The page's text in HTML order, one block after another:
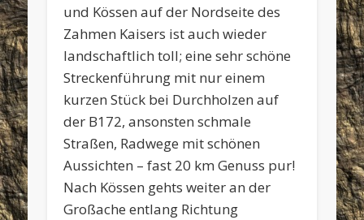
und Kössen auf der Nordseite des
Zahmen Kaisers ist auch wieder
landschaftlich toll; eine sehr schöne
Streckenführung mit nur einem
kurzen Stück bei Durchholzen auf
der B172, ansonsten schmale
Straßen, Radwege mit schönen
Aussichten – fast 20 km Genuss pur!
Nach Kössen gehts weiter an der
Großache entlang Richtung